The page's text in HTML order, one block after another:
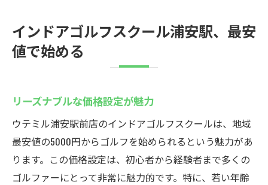
インドアゴルフスクール浦安駅、最安
値で始める
リーズナブルな価格設定が魅力
ウテミル浦安駅前店のインドアゴルフスクールは、地域
最安値の5000円からゴルフを始められるという魅力があ
ります。この価格設定は、初心者から経験者まで多くの
ゴルファーにとって非常に魅力的です。特に、若い年齢